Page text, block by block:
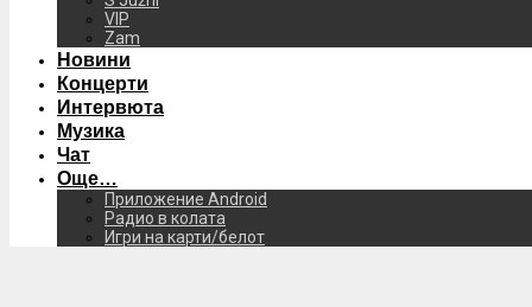
VIP
Zam
Новини
Концерти
Интервюта
Музика
Чат
Още…
Приложение Android
Радио в колата
Игри на карти/белот